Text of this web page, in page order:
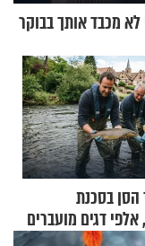
מכבד אותך בבוקר
בסכנת
דגים מועברים